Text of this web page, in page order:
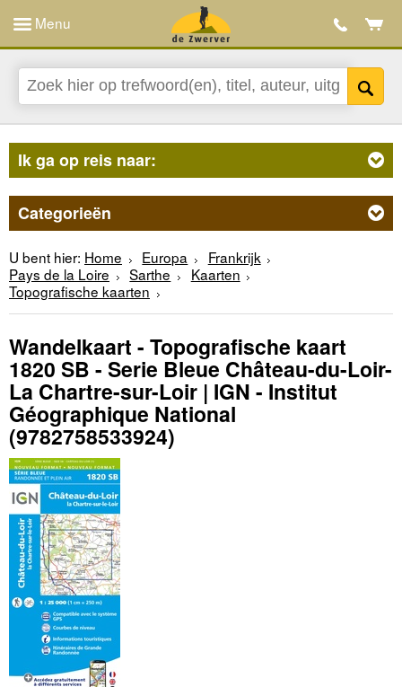
Menu
Ik ga op reis naar:
Categorieën
U bent hier: Home Europa
Frankrijk
Pays de la Loire
Sarthe
Kaarten
Topografische kaarten
Wandelkaart - Topografische kaart
1820 SB - Serie Bleue Château-du-Loir-
La Chartre-sur-Loir | IGN - Institut
Géographique National
(9782758533924)